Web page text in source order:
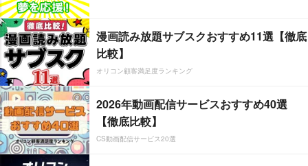
漫画読み放題サブスクおすすめ11選【徹底
比較】
オリコン顧客満足度ランキング
2026年動画配信サービスおすすめ40選
【徹底比較】
CS動画配信サービス20選